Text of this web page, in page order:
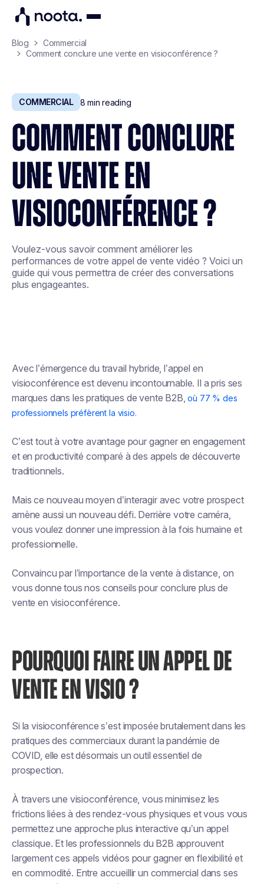
Blog
Commercial
Comment conclure une vente en visioconférence ?
COMMERCIAL 8 min reading
COMMENT CONCLURE
UNE VENTE EN
VISIOCONFÉRENCE ?
Voulez-vous savoir comment améliorer les
performances de votre appel de vente vidéo ? Voici un
guide qui vous permettra de créer des conversations
plus engageantes.
Avec l’émergence du travail hybride, l’appel en
visioconférence est devenu incontournable. Il a pris ses
marques dans les pratiques de vente B2B,où 77 % des
professionnels préfèrent la visio.
C’est tout à votre avantage pour gagner en engagement
et en productivité comparé à des appels de découverte
traditionnels.
Mais ce nouveau moyen d’interagir avec votre prospect
amène aussi un nouveau défi. Derrière votre caméra,
vous voulez donner une impression à la fois humaine et
professionnelle.
Convaincu par l’importance de la vente à distance, on
vous donne tous nos conseils pour conclure plus de
vente en visioconférence.
POURQUOI FAIRE UN APPEL DE
VENTE EN VISIO ?
Si la visioconférence s’est imposée brutalement dans les
pratiques des commerciaux durant la pandémie de
COVID, elle est désormais un outil essentiel de
prospection.
À travers une visioconférence, vous minimisez les
frictions liées à des rendez-vous physiques et vous vous
permettez une approche plus interactive qu’un appel
classique. Et les professionnels du B2B approuvent
largement ces appels vidéos pour gagner en flexibilité et
en commodité. Entre accueillir un commercial dans ses